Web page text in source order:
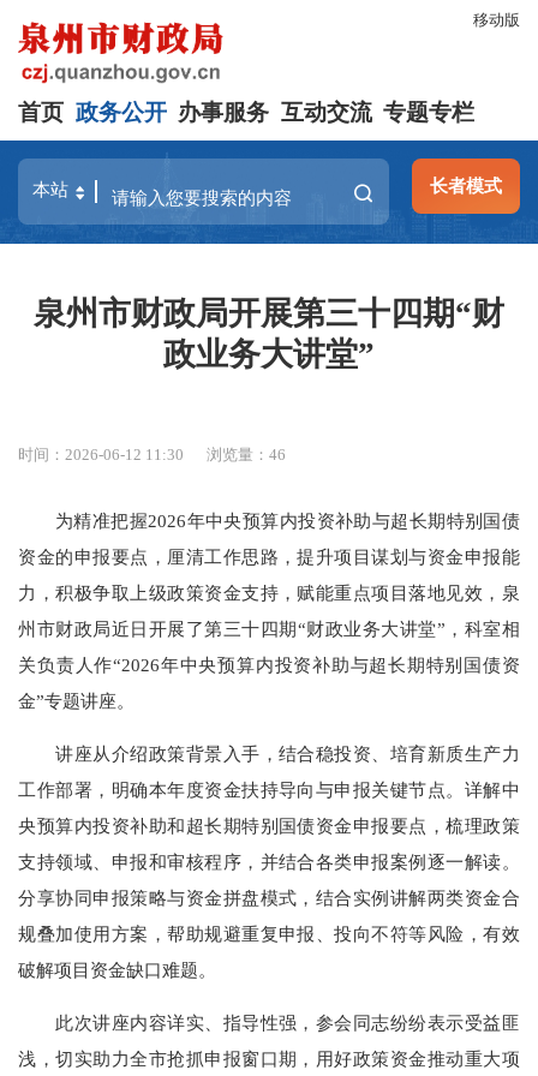
移动版
首页 政务公开 办事服务 互动交流 专题专栏
长者模式
泉州市财政局开展第三十四期“财
政业务大讲堂”
时间：2026-06-12 11:30 浏览量：46
为精准把握2026年中央预算内投资补助与超长期特别国债
资金的申报要点，厘清工作思路，提升项目谋划与资金申报能
力，积极争取上级政策资金支持，赋能重点项目落地见效，泉
州市财政局近日开展了第三十四期“财政业务大讲堂”，科室相
关负责人作“2026年中央预算内投资补助与超长期特别国债资
金”专题讲座。
讲座从介绍政策背景入手，结合稳投资、培育新质生产力
工作部署，明确本年度资金扶持导向与申报关键节点。详解中
央预算内投资补助和超长期特别国债资金申报要点，梳理政策
支持领域、申报和审核程序，并结合各类申报案例逐一解读。
分享协同申报策略与资金拼盘模式，结合实例讲解两类资金合
规叠加使用方案，帮助规避重复申报、投向不符等风险，有效
破解项目资金缺口难题。
此次讲座内容详实、指导性强，参会同志纷纷表示受益匪
浅，切实助力全市抢抓申报窗口期，用好政策资金推动重大项